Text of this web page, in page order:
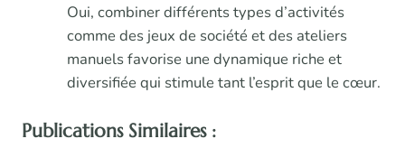
Oui, combiner différents types d’activités
comme des jeux de société et des ateliers
manuels favorise une dynamique riche et
diversifiée qui stimule tant l’esprit que le cœur.
Publications Similaires :